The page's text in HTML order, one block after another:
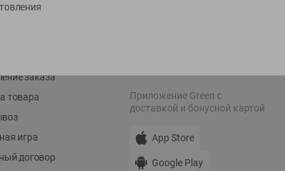
заказа
товара
игра
договор
Приложение Green c
доставкой и бонусной картой
App Store
Google Play